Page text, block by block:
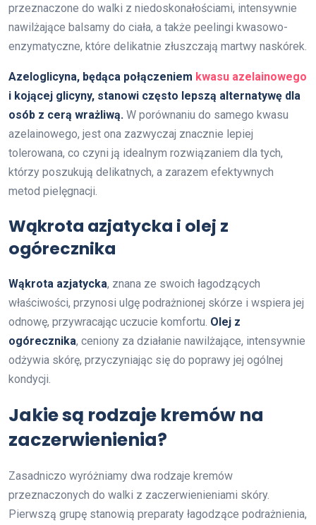
przeznaczone do walki z niedoskonałościami, intensywnie
nawilżające balsamy do ciała, a także peelingi kwasowo-
enzymatyczne, które delikatnie złuszczają martwy naskórek.
Azeloglicyna, będąca połączeniem kwasu azelainowego
i kojącej glicyny, stanowi często lepszą alternatywę dla
osób z cerą wrażliwą. W porównaniu do samego kwasu
azelainowego, jest ona zazwyczaj znacznie lepiej
tolerowana, co czyni ją idealnym rozwiązaniem dla tych,
którzy poszukują delikatnych, a zarazem efektywnych
metod pielęgnacji.
Wąkrota azjatycka i olej z
ogórecznika
Wąkrota azjatycka, znana ze swoich łagodzących
właściwości, przynosi ulgę podrażnionej skórze i wspiera jej
odnowę, przywracając uczucie komfortu. Olej z
ogórecznika, ceniony za działanie nawilżające, intensywnie
odżywia skórę, przyczyniając się do poprawy jej ogólnej
kondycji.
Jakie są rodzaje kremów na
zaczerwienienia?
Zasadniczo wyróżniamy dwa rodzaje kremów
przeznaczonych do walki z zaczerwienieniami skóry.
Pierwszą grupę stanowią preparaty łagodzące podrażnienia,